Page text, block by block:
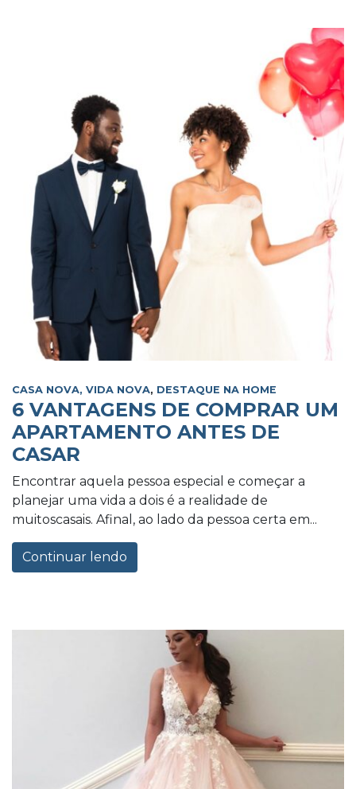
CASA NOVA, VIDA NOVA, DESTAQUE NA HOME
6 VANTAGENS DE COMPRAR UM
APARTAMENTO ANTES DE
CASAR
Encontrar aquela pessoa especial e começar a
planejar uma vida a dois é a realidade de
muitoscasais. Afinal, ao lado da pessoa certa em...
Continuar lendo